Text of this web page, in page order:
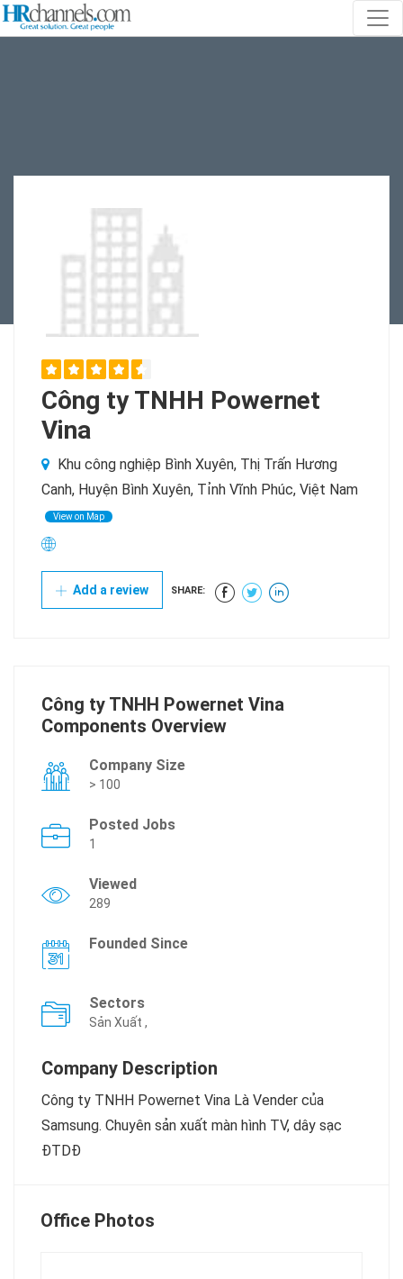
Công ty TNHH Powernet
Vina
Khu công nghiệp Bình Xuyên, Thị Trấn Hương
Canh, Huyện Bình Xuyên, Tỉnh Vĩnh Phúc, Việt Nam
View on Map
Add a review SHARE:
Công ty TNHH Powernet Vina
Components Overview
Company Size
> 100
Posted Jobs
1
Viewed
289
Founded Since
Sectors
Sản Xuất ,
Company Description
Công ty TNHH Powernet Vina Là Vender của
Samsung. Chuyên sản xuất màn hình TV, dây sạc
ĐTDĐ
Office Photos